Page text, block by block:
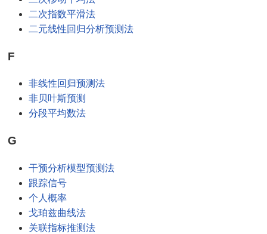
二次指数平滑法
二元线性回归分析预测法
F
非线性回归预测法
非贝叶斯预测
分段平均数法
G
干预分析模型预测法
跟踪信号
个人概率
戈珀兹曲线法
关联指标推测法